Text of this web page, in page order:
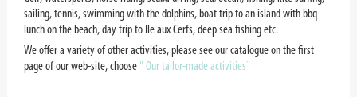
sailing, tennis, swimming with the dolphins, boat trip to an island with bbq
lunch on the beach, day trip to Ile aux Cerfs, deep sea fishing etc.
We offer a variety of other activities, please see our catalogue on the first
page of our web-site, choose " Our tailor-made activities¨